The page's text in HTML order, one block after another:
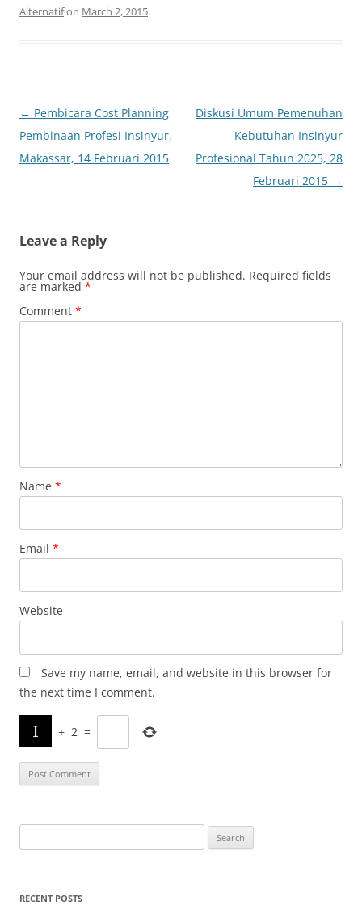
Alternatifon March 2, 2015.
Post
navigation
← Pembicara Cost Planning
Pembinaan Profesi Insinyur,
Makassar, 14 Februari 2015
Diskusi Umum Pemenuhan
Kebutuhan Insinyur
Profesional Tahun 2025, 28
Februari 2015 →
Leave a Reply
Your email address will not be published. Required fields
are marked *
Comment *
Name *
Email *
Website
Save my name, email, and website in this browser for
the next time I comment.
+ 2 =
for:
RECENT POSTS